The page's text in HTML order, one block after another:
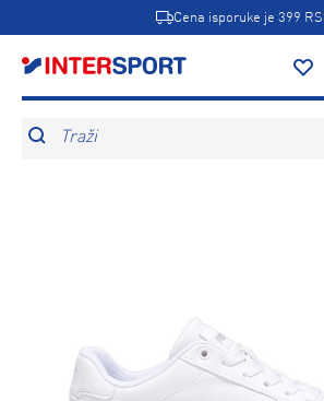
Cena isporuke je 399
Traži